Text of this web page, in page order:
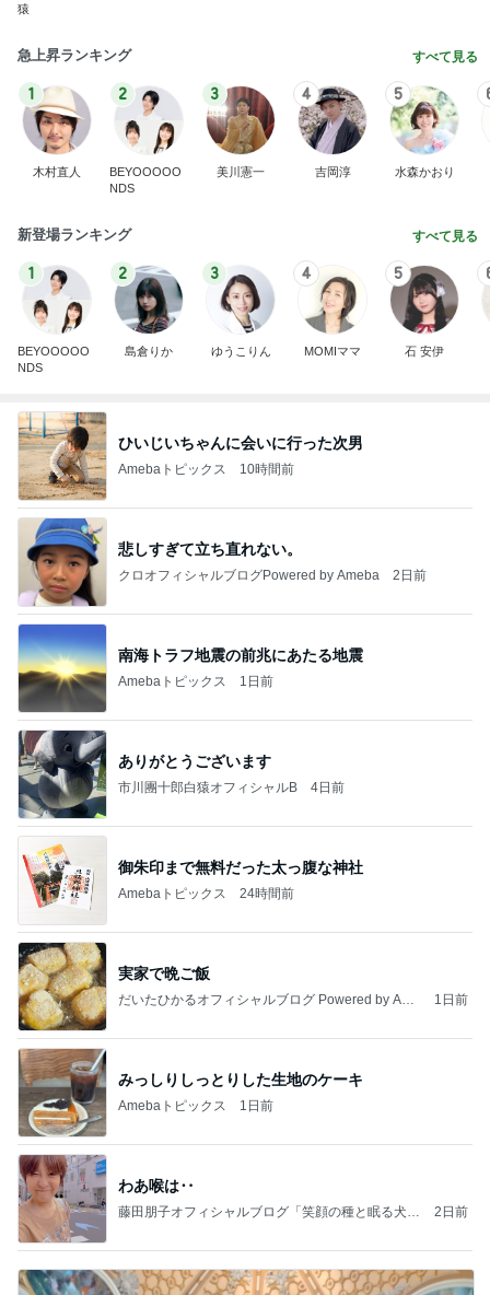
猿
急上昇ランキング すべて見る
1
木村直人
2
BEYOOOOO
NDS
3
美川憲一
4
吉岡淳
5
水森かおり
新登場ランキング すべて見る
1
BEYOOOOO
NDS
2
島倉りか
3
ゆうこりん
4
MOMIママ
5
石 安伊
ひいじいちゃんに会いに行った次男
Amebaトピックス 10時間前
悲しすぎて立ち直れない。
クロオフィシャルブログPowered by Ameba 2日前
南海トラフ地震の前兆にあたる地震
Amebaトピックス 1日前
ありがとうございます
市川團十郎白猿オフィシャルB 4日前
御朱印まで無料だった太っ腹な神社
Amebaトピックス 24時間前
実家で晩ご飯
だいたひかるオフィシャルブログ Powered by Ame
1日前
みっしりしっとりした生地のケーキ
Amebaトピックス 1日前
わあ喉は‥
藤田朋子オフィシャルブログ「笑顔の種と眠る犬」
2日前